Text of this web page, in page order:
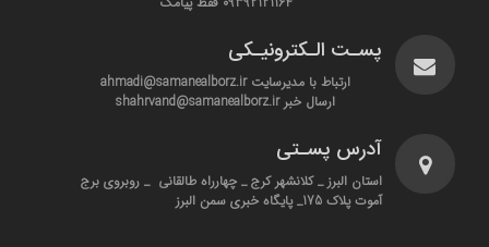
پسـت الـکترونیـکی
ارتباط با مدیرسایت ahmadi@samanealborz.ir
ارسال خبر shahrvand@samanealborz.ir
آدرس پسـتی
استان البرز _ کلانشهر کرج _ چهارراه طالقانی _ روبروی برج
آموت پلاک 175_ پایگاه خبری سمن البرز